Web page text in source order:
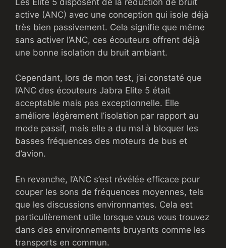
active (ANC) avec une conception qui isole déjà
très bien passivement. Cela signifie que même
sans activer l’ANC, ces écouteurs offrent déjà
une bonne isolation du bruit ambiant.
Cependant, lors de mon test, j’ai constaté que
l’ANC des écouteurs Jabra Elite 5 était
acceptable mais pas exceptionnelle. Elle
améliore légèrement l’isolation par rapport au
mode passif, mais elle a du mal à bloquer les
basses fréquences des moteurs de bus et
d’avion.
En revanche, l’ANC s’est révélée efficace pour
couper les sons de fréquences moyennes, tels
que les discussions environnantes. Cela est
particulièrement utile lorsque vous vous trouvez
dans des environnements bruyants comme les
transports en commun.